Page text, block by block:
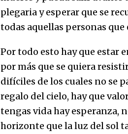
plegaria y esperar que se
todas aquellas personas que
Por todo esto hay que estar
por más que se quiera
difíciles de los cuales no se
regalo del cielo, hay que
tengas vida hay esperanza,
horizonte que la luz del sol